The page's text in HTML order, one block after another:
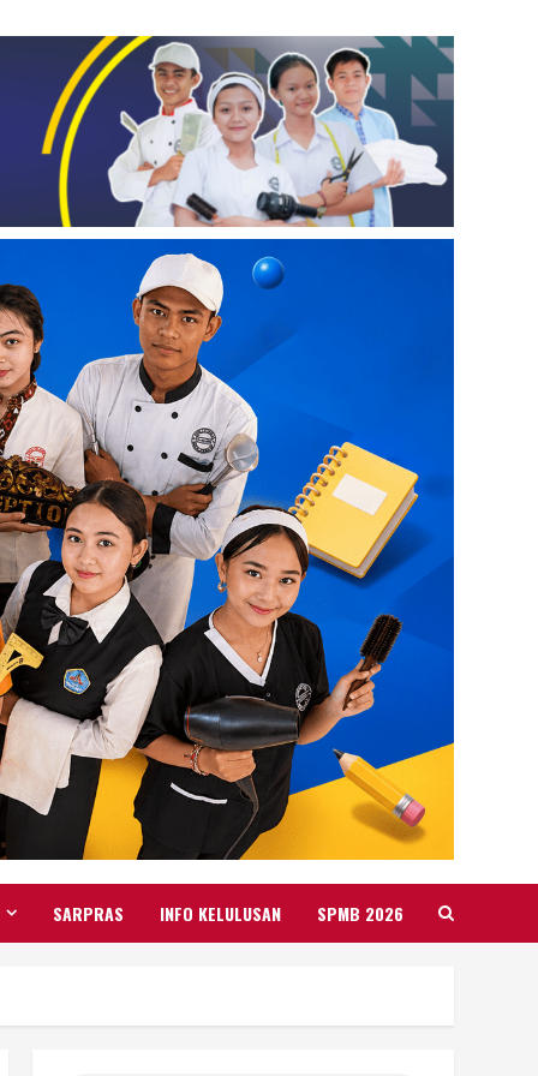
SARPRAS INFO KELULUSAN SPMB 2026